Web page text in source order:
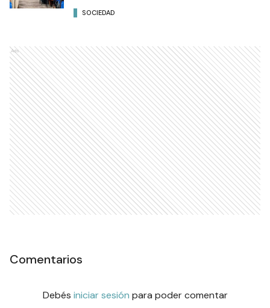
SOCIEDAD
Ads
Comentarios
Debés iniciar sesión para poder comentar